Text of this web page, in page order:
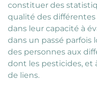
constituer des
qualité des
dans leur capacité à
dans un passé parfois
des personnes aux
dont les pesticides, et
de liens.